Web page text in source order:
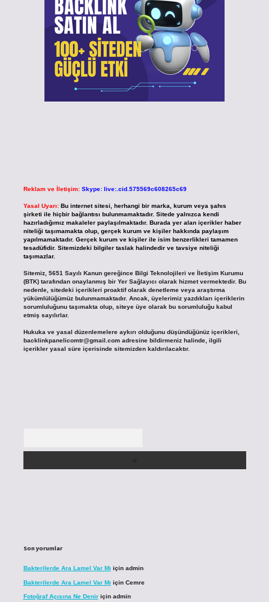
Reklam ve İletişim: Skype: live:.cid.575569c608265c69
Yasal Uyarı: Bu internet sitesi, herhangi bir marka, kurum veya şahıs
şirketi ile hiçbir bağlantısı bulunmamaktadır. Sitede yalnızca kendi
hazırladığımız makaleler paylaşılmaktadır. Burada yer alan içerikler haber
niteliği taşımamakta olup, gerçek kurum ve kişiler hakkında paylaşım
yapılmamaktadır. Gerçek kurum ve kişiler ile isim benzerlikleri tamamen
tesadüfidir. Sitemizdeki bilgiler taslak halindedir ve tavsiye niteliği
taşımazlar.
Sitemiz, 5651 Sayılı Kanun gereğince Bilgi Teknolojileri ve İletişim Kurumu
(BTK) tarafından onaylanmış bir Yer Sağlayıcı olarak hizmet vermektedir. Bu
nedenle, sitedeki içerikleri proaktif olarak denetleme veya araştırma
yükümlülüğümüz bulunmamaktadır. Ancak, üyelerimiz yazdıkları içeriklerin
sorumluluğunu taşımakta olup, siteye üye olarak bu sorumluluğu kabul
etmiş sayılırlar.
Hukuka ve yasal düzenlemelere aykırı olduğunu düşündüğünüz içerikleri,
backlinkpanelicomtr@gmail.comadresine bildirmeniz halinde, ilgili
içerikler yasal süre içerisinde sitemizden kaldırılacaktır.
Son yorumlar
Bakterilerde Ara Lamel Var Mı için admin
Bakterilerde Ara Lamel Var Mı için Cemre
Fotoğraf Açısına Ne Deniriçin admin